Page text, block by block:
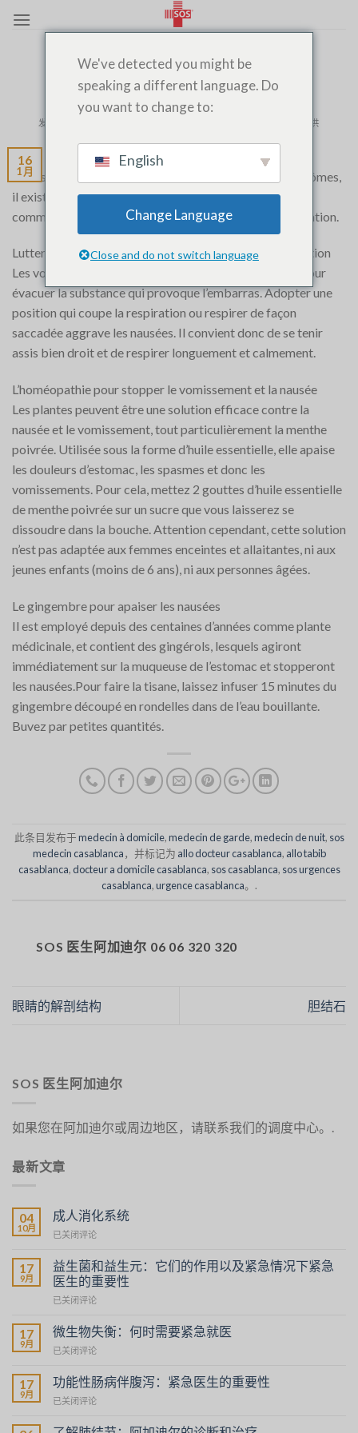
医生上门服务 , 值班医生 夜间医生 卡萨布兰卡医生求救
止吐技巧
发布于 提供
16
1 月
Pour stopper les vomissements dès les premiers symptômes,
il existe cependant des techniques simples et naturelles
comme l’homéopathie, le gingembre en tisane, la respiration.
Lutter contre les vomissements avec une bonne respiration
Les vomissements résultent de spasmes de l’estomac pour
évacuer la substance qui provoque l’embarras. Adopter une
position qui coupe la respiration ou respirer de façon
saccadée aggrave les nausées. Il convient donc de se tenir
assis bien droit et de respirer longuement et calmement.
L’homéopathie pour stopper le vomissement et la nausée
Les plantes peuvent être une solution efficace contre la
nausée et le vomissement, tout particulièrement la menthe
poivrée. Utilisée sous la forme d’huile essentielle, elle apaise
les douleurs d’estomac, les spasmes et donc les
vomissements. Pour cela, mettez 2 gouttes d’huile essentielle
de menthe poivrée sur un sucre que vous laisserez se
dissoudre dans la bouche. Attention cependant, cette solution
n’est pas adaptée aux femmes enceintes et allaitantes, ni aux
jeunes enfants (moins de 6 ans), ni aux personnes âgées.
Le gingembre pour apaiser les nausées
Il est employé depuis des centaines d’années comme plante
médicinale, et contient des gingérols, lesquels agiront
immédiatement sur la muqueuse de l’estomac et stopperont
les nausées.Pour faire la tisane, laissez infuser 15 minutes du
gingembre découpé en rondelles dans de l’eau bouillante.
Buvez par petites quantités.
此条目发布于medecin à domicile,medecin de garde,medecin de nuit, sos
medecin casablanca，并标记为 allo docteur casablanca, allo tabib
casablanca, docteur a domicile casablanca, sos casablanca, sos urgences
casablanca,urgence casablanca。.
SOS 医生阿加迪尔 06 06 320 320
眼睛的解剖结构 胆结石
SOS 医生阿加迪尔
如果您在阿加迪尔或周边地区，请联系我们的调度中心。.
最新文章
04
10月
成人消化系统
La
chez
l’Adulte
已关闭评论
17
9月
益生菌和益生元：它们的作用以及紧急情况下紧急
医生的重要性
Probiotiques
Prébiotiques
Leur
et
l’Importance
de
已关闭评论
17
9月
微生物失衡：何时需要紧急就医
Déséquilibres
:
Quand
Faire
已关闭评论
17
9月
功能性肠病伴腹泻：紧急医生的重要性
Troubles
Intestinaux
已关闭评论
We've detected you might be
speaking a different language. Do
you want to change to:
English
Change Language
Close and do not switch language